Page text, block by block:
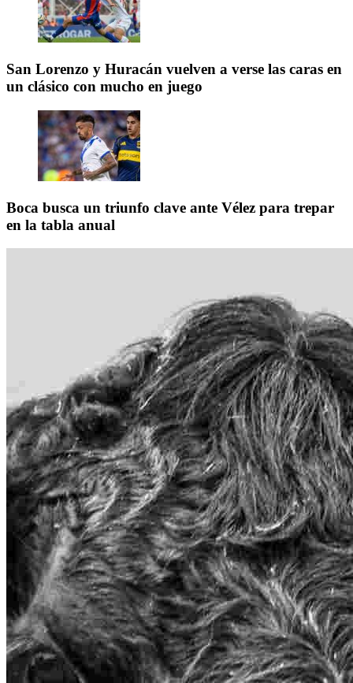
San Lorenzo y Huracán vuelven a verse las caras en
un clásico con mucho en juego
Boca busca un triunfo clave ante Vélez para trepar
en la tabla anual